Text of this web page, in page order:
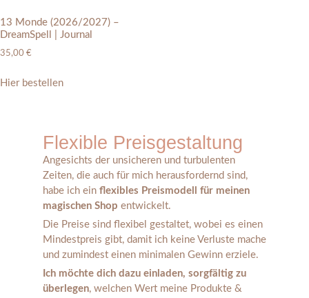
13 Monde (2026/2027) –
DreamSpell | Journal
35,00 €
Hier bestellen
Flexible Preisgestaltung
Angesichts der unsicheren und turbulenten
Zeiten, die auch für mich herausfordernd sind,
habe ich ein flexibles Preismodell für meinen
magischen Shop entwickelt.
Die Preise sind flexibel gestaltet, wobei es einen
Mindestpreis gibt, damit ich keine Verluste mache
und zumindest einen minimalen Gewinn erziele.
Ich möchte dich dazu einladen, sorgfältig zu
überlegen, welchen Wert meine Produkte &